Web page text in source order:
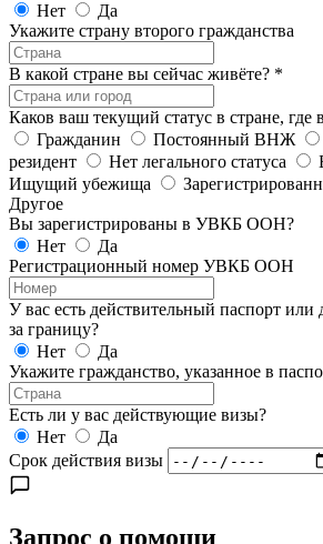
Нет
Да
Укажите страну второго гражданства
В какой стране вы сейчас живёте? *
Каков ваш текущий статус в стране, где
Гражданин
Постоянный ВНЖ
резидент
Нет легального статуса
Ищущий убежища
Другое
Вы зарегистрированы в УВКБ ООН?
Нет
Да
Регистрационный номер УВКБ ООН
У вас есть действительный паспорт или
за границу?
Нет
Да
Укажите гражданство, указанное в
Есть ли у вас действующие визы?
Нет
Да
Срок действия визы
Запрос о помощи